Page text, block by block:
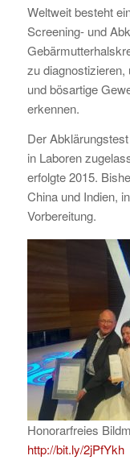
Weltweit besteht
Screening- und
zu diagnostizieren,
und bösartige
erkennen.
Der
in Laboren
erfolgte 2015.
China und Indien,
Vorbereitung.
Honorarfreies
http://bit.ly/2jPfYkh